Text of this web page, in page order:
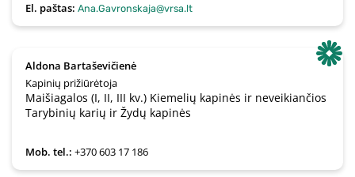
El. paštas:Ana.Gavronskaja@vrsa.lt
Aldona Bartaševičienė
Kapinių prižiūrėtoja
Maišiagalos (I, II, III kv.) Kiemelių kapinės ir neveikiančios
Tarybinių karių ir Žydų kapinės
Mob. tel.:+370 603 17 186